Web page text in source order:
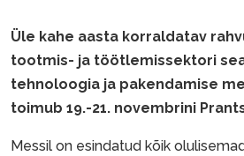
Üle kahe aasta korraldatav
tootmis- ja töötlemissektori
tehnoloogia ja pakendamise
toimub 19.-21. novembrini
Messil on esindatud kõik